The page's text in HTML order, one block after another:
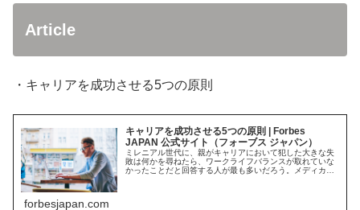
Article
・キャリアを成功させる5つの原則
キャリアを成功させる5つの原則 | Forbes
JAPAN 公式サイト（フォーブス ジャパン）
ミレニアル世代に、親がキャリアにおいて犯した大きな失
敗は何かを尋ねたら、ワークライフバランスが取れていな
かったことだと回答する人が最も多いだろう。メディカ
forbesjapan.com